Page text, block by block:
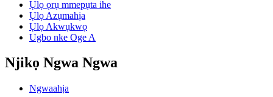
Ụlọ ọrụ mmepụta ihe
Ụlọ Azụmahịa
Ụlọ Akwụkwọ
Ugbo nke Oge A
Njikọ Ngwa Ngwa
Ngwaahịa